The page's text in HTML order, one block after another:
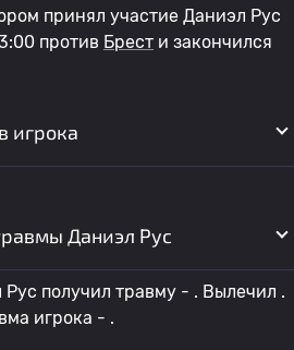
принял участие Даниэл Рус
против Брест и закончился
игрока
Даниэл Рус
получил травму - . Вылечил .
игрока - .